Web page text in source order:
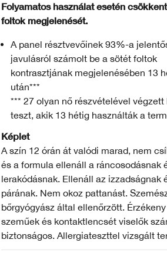
Folyamatos használat esetén
foltok megjelenését.
A panel résztvevőinek 93%-a
javulásról számolt be a sötét foltok
kontrasztjának megjelenésében 13
után***
*** 27 olyan nő részvételével végzett
teszt, akik 13 hétig használták a
Képlet
A szín 12 órán át valódi marad, nem
és a formula ellenáll a ráncosodásnak
lerakódásnak. Ellenáll az izzadságnak
párának. Nem okoz pattanást.
bőrgyógyász által ellenőrzött. Érzékeny
szeműek és kontaktlencsét viselők
biztonságos. Allergiateszttel vizsgált